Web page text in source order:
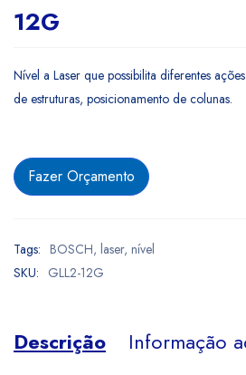
12G
Nível a Laser que possibilita diferentes
de estruturas, posicionamento de colunas.
Fazer Orçamento
Tags: BOSCH, laser, nível
SKU: GLL2-12G
Descrição Informação